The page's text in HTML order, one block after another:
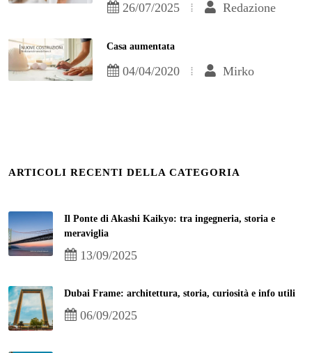
26/07/2025 Redazione
Casa aumentata
04/04/2020 Mirko
ARTICOLI RECENTI DELLA CATEGORIA
Il Ponte di Akashi Kaikyo: tra ingegneria, storia e
meraviglia
13/09/2025
Dubai Frame: architettura, storia, curiosità e info utili
06/09/2025